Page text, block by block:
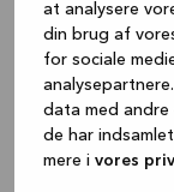
at analysere
din brug af
for sociale
data med andre
de har
mere i vores